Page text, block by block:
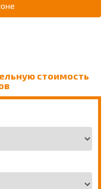
стоимость